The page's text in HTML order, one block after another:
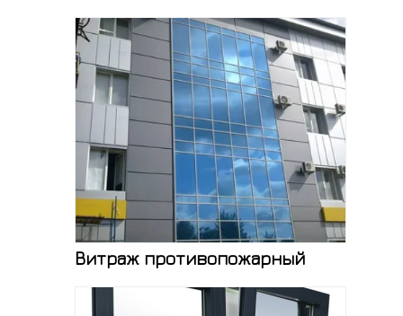
Витраж противопожарный